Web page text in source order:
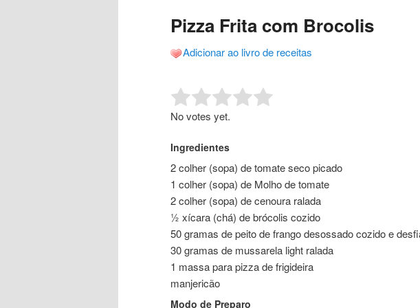
conteúdo
conteúdo
Pizza Frita com Brocolis
Adicionar ao livro de receitas
Rate this item:
No votes yet.
Ingredientes
2 colher (sopa) de tomate seco picado
1 colher (sopa) de Molho de tomate
2 colher (sopa) de cenoura ralada
½ xícara (chá) de brócolis cozido
50 gramas de peito de frango desossado cozido e
30 gramas de mussarela light ralada
1 massa para pizza de frigideira
manjericão
Modo de Preparo